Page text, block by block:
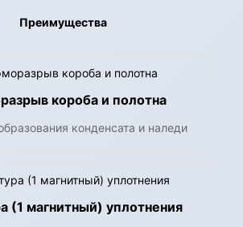
Преимущества
короба и полотна
конденсата и наледи
(1 магнитный) уплотнения